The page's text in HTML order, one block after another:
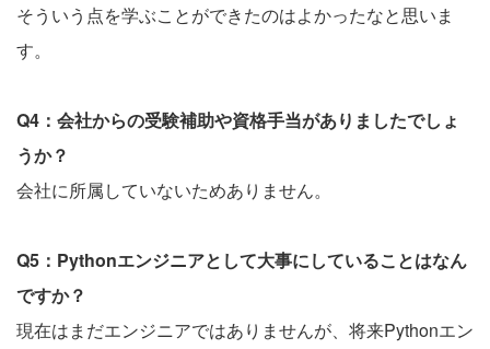
そういう点を学ぶことができたのはよかったなと思いま
す。
Q4：会社からの受験補助や資格手当がありましたでしょ
うか？
会社に所属していないためありません。
Q5：Pythonエンジニアとして大事にしていることはなん
ですか？
現在はまだエンジニアではありませんが、将来Pythonエン